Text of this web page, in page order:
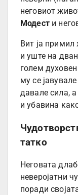
неговиот
Модести
Вит ја примил
и уште на
голем
му се
давале сила,
и убавина
татко
Неговата
неверојатни
поради